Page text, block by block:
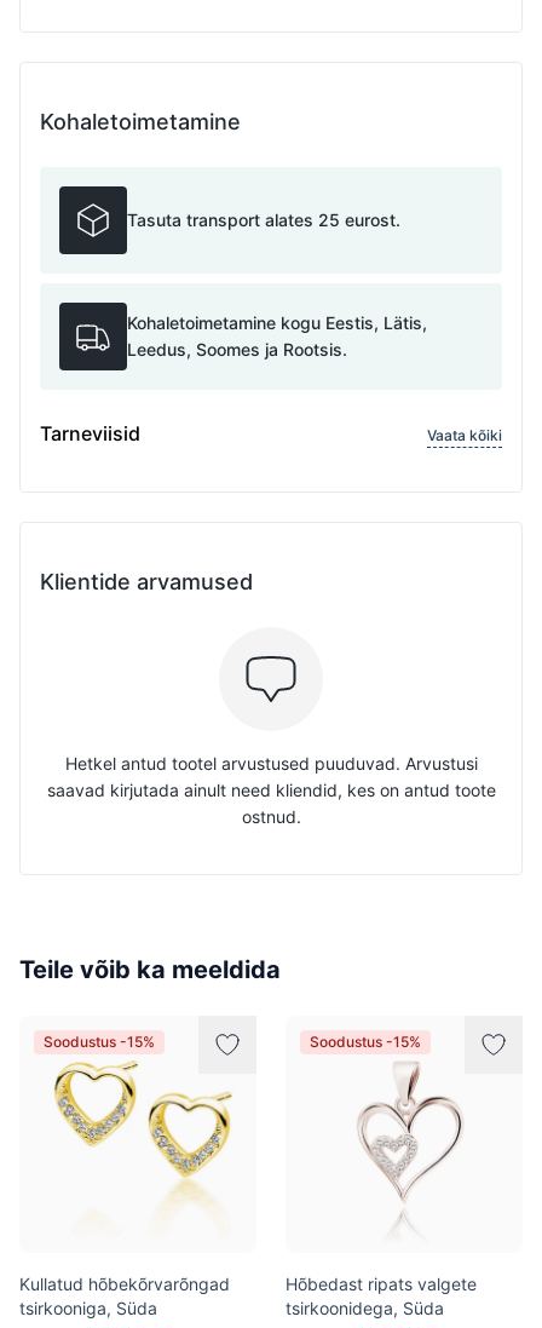
Kohaletoimetamine
Tasuta transport alates 25 eurost.
Kohaletoimetamine kogu Eestis, Lätis,
Leedus, Soomes ja Rootsis.
Tarneviisid Vaata kõiki
Klientide arvamused
Hetkel antud tootel arvustused puuduvad. Arvustusi
saavad kirjutada ainult need kliendid, kes on antud toote
ostnud.
Teile võib ka meeldida
Soodustus -15%
Kullatud hõbekõrvarõngad
tsirkooniga, Süda
Soodustus -15%
Hõbedast ripats valgete
tsirkoonidega, Süda